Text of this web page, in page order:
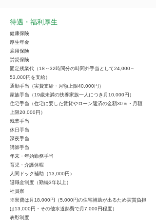
待遇・福利厚生
健康保険
厚生年金
雇用保険
労災保険
固定残業代（18～32時間分の時間外手当として24,000～
53,000円を支給）
通勤手当（実費支給・月額上限40,000円）
家族手当（19歳未満の扶養家族一人につき月10,000円）
住宅手当（住宅に要した賃貸やローン返済の金額30％・月額
上限20,000円）
残業手当
休日手当
深夜手当
講師手当
年末・年始勤務手当
育児・介護休暇
人間ドック補助（13,000円）
退職金制度（勤続3年以上）
社員寮
※寮費は月18,000円（5,000円の住宅補助が出るため実質負担
は13,000円・その他水道熱費で月7,000円程度）
表彰制度